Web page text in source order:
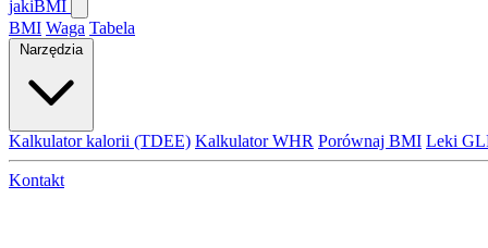
jakiBMI
BMI Waga Tabela
Narzędzia
Kalkulator kalorii (TDEE) Kalkulator WHR Porównaj BMI Leki
Kontakt